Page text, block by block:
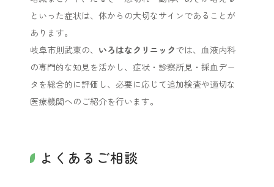
といった症状は、体からの大切なサインであることが
あります。
岐阜市則武東の、 いろはなクリニックでは、血液内科
の専門的な知見を活かし、症状・診察所見・採血デー
タを総合的に評価し、必要に応じて追加検査や適切な
医療機関へのご紹介を行います。
よくあるご相談